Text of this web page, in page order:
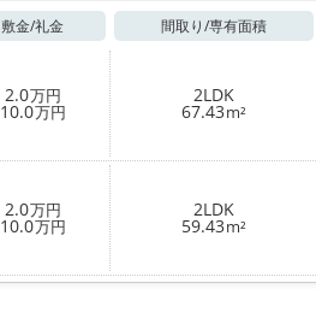
敷金/礼金 間取り/専有面積
2.0万円
10.0万円
2LDK
67.43m²
2.0万円
10.0万円
2LDK
59.43m²